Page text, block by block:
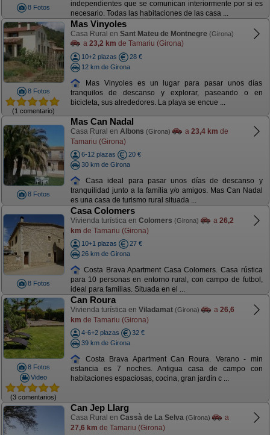
8 Fotos
independientes que se comunican interiormente por si es
necesario. Todas las habitaciones de las casa ...
8 Fotos
(1 comentario)
Mas Vinyoles
Casa Rural en Sant Mateu de Montnegre (Girona)
a 23,2 km de Tamariu (Girona)
10+2 plazas
28 €
12 km de Girona
Mas Vinyoles es un lugar para pasar unos días
tranquilos de descanso y explorar, paseando o en
bicicleta, sus alrededores. La playa se encue ...
8 Fotos
Mas Can Nadal
Casa Rural en Albons (Girona) a 23,4 km de
Tamariu (Girona)
6-12 plazas
20 €
30 km de Girona
Casa ideal para pasar unos días de descanso y
tranquilidad junto a la família y/o amigos. Mas Can Nadal
es una casa de turismo rural situada ...
8 Fotos
Casa Colomers
Vivienda turística en Colomers (Girona) a 26,2
km de Tamariu (Girona)
10+1 plazas
27 €
26 km de Girona
Costa Brava Apartment Casa Colomers. Casa rústica
para 10 personas en entorno rural, con campo de futbol,
ideal para familias. Situada en el ...
8 Fotos
Video
(3 comentarios)
Can Roura
Vivienda turística en Viladamat (Girona) a 26,6
km de Tamariu (Girona)
4-6+2 plazas
32 €
39 km de Girona
Costa Brava Apartment Can Roura. Verano - min
estancia es 7 noches. Antigua casa de campo con
habitaciones espaciosas, cocina, gran jardín c ...
Can Jep Llarg
Casa Rural en Cassà de La Selva (Girona)
a
27,6 km de Tamariu (Girona)